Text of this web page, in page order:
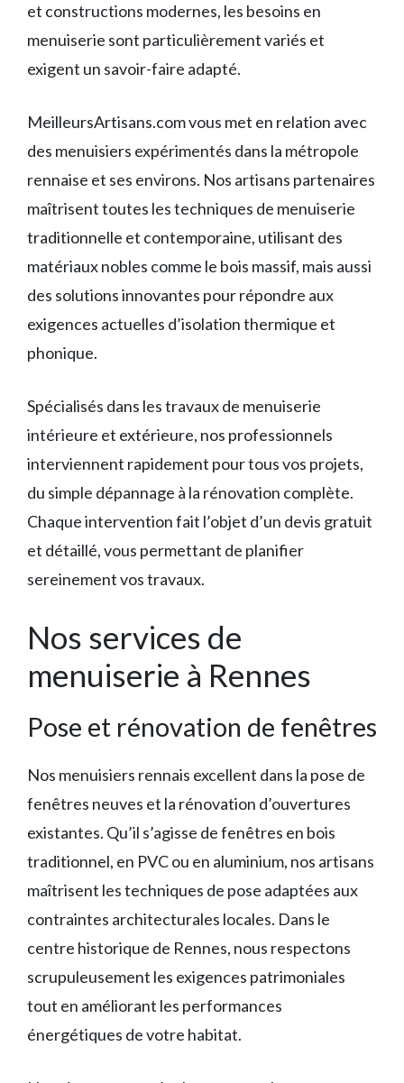
et constructions modernes, les besoins en
menuiserie sont particulièrement variés et
exigent un savoir-faire adapté.
MeilleursArtisans.com vous met en relation avec
des menuisiers expérimentés dans la métropole
rennaise et ses environs. Nos artisans partenaires
maîtrisent toutes les techniques de menuiserie
traditionnelle et contemporaine, utilisant des
matériaux nobles comme le bois massif, mais aussi
des solutions innovantes pour répondre aux
exigences actuelles d’isolation thermique et
phonique.
Spécialisés dans les travaux de menuiserie
intérieure et extérieure, nos professionnels
interviennent rapidement pour tous vos projets,
du simple dépannage à la rénovation complète.
Chaque intervention fait l’objet d’un devis gratuit
et détaillé, vous permettant de planifier
sereinement vos travaux.
Nos services de
menuiserie à Rennes
Pose et rénovation de fenêtres
Nos menuisiers rennais excellent dans la pose de
fenêtres neuves et la rénovation d’ouvertures
existantes. Qu’il s’agisse de fenêtres en bois
traditionnel, en PVC ou en aluminium, nos artisans
maîtrisent les techniques de pose adaptées aux
contraintes architecturales locales. Dans le
centre historique de Rennes, nous respectons
scrupuleusement les exigences patrimoniales
tout en améliorant les performances
énergétiques de votre habitat.